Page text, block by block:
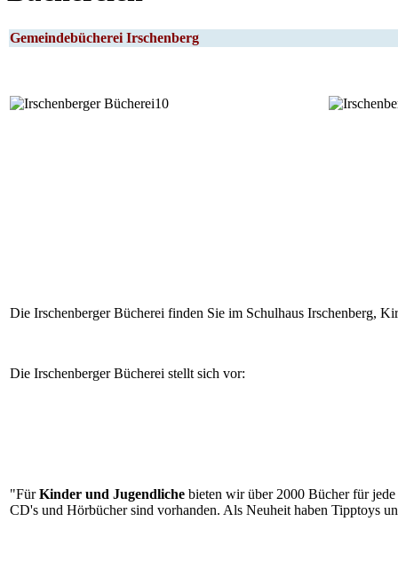
Gemeindebücherei Irschenberg
Die Irschenberger Bücherei finden Sie im Schulhaus Irschenberg,
Die Irschenberger Bücherei stellt sich vor:
"FürKinder und Jugendliche bieten wir über 2000 Bücher für
CD's und Hörbücher sind vorhanden. Als Neuheit haben Tipptoys